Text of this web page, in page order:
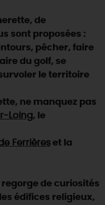
VIVRE
de la Faïencerie de
Baludik🕵️
nature en 2026
dans le Loiret !
"Loiret au fil de l'eau"
de
sont proposées :
pêcher, faire
du golf, se
le territoire
ne manquez pas
Loing, le
Ferrières et la
de curiosités
édifices religieux,